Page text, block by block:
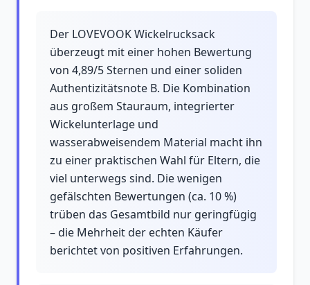
Der LOVEVOOK Wickelrucksack
überzeugt mit einer hohen Bewertung
von 4,89/5 Sternen und einer soliden
Authentizitätsnote B. Die Kombination
aus großem Stauraum, integrierter
Wickelunterlage und
wasserabweisendem Material macht ihn
zu einer praktischen Wahl für Eltern, die
viel unterwegs sind. Die wenigen
gefälschten Bewertungen (ca. 10 %)
trüben das Gesamtbild nur geringfügig
– die Mehrheit der echten Käufer
berichtet von positiven Erfahrungen.